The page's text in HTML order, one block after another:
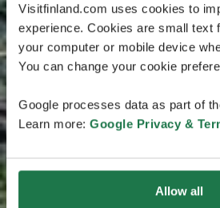
Visitfinland.com uses cookies to
experience. Cookies are small text
your computer or mobile device
You can change your cookie
Google processes data as part of
Learn more: Google Privacy &
Allow all